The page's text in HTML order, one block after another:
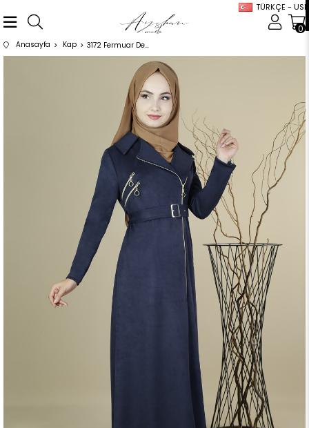
TÜRKÇE - USD
0
Anasayfa Kap 3172 Fermuar Detaylı Lacivert Kap